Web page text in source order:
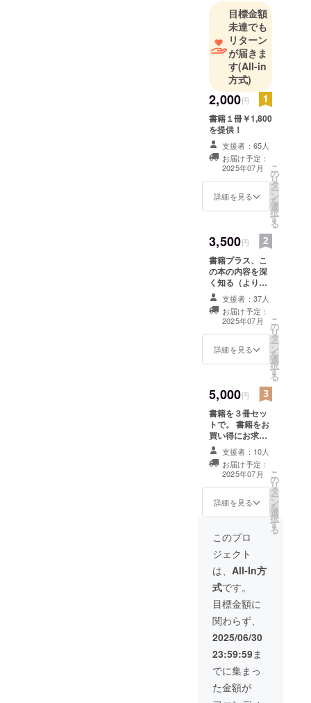
したボイス
トレーニン
グのワーク
ショップで
も有名。
「金融・経
済から見た
日本史」な
どの講座も
担当、「武
士道」に関
する論文も
執筆してい
『その声を
変えなけれ
ば結果は出
ない』（三
恵社）、
『声でキレ
る！』
ど。趣味は
ライブなど
で歌うこ
と。
名古屋大学
大学院博士
後期課程修
了、学術博
明生の研究
室」
大人が学べ
る場「寺子
屋カフェ」
主宰。
youtubeチャ
ンネル「寺
子屋カ
フェ」にて
動画（歴史
目標金額
未達でも
リターン
が届きま
す(All-in
方式)
2,000円
書籍１冊￥1,800
を提供！
支援者：65人
お届け予定：
2025年07月
詳細を見る
こ
の
リ
タ
ー
ン
を
選
択
す
る
3,500円
書籍プラス、こ
の本の内容を深
く知る（より詳
しく解説する）
セミナーへのご
招待。 セミナー
は７月中旬から
３ヶ月間、月に
一度開催しま
間：60分 ・参加
・オンライン：
zoomにて。
URLは希望者に
ご連絡いたしま
す。 ・オフライ
ン：名古屋近郊
にて、詳細は希
望者にご連絡い
や滞在費：支援
者様の交通費や
ご負担くださ
い。
支援者：37人
お届け予定：
2025年07月
詳細を見る
こ
の
リ
タ
ー
ン
を
選
択
す
る
5,000円
書籍を３冊セッ
トで。 書籍をお
買い得にお求め
できます。
支援者：10人
お届け予定：
2025年07月
詳細を見る
こ
の
リ
タ
ー
ン
を
選
択
す
る
このプロ
ジェクト
は、 All-In方
式です。
目標金額に
関わらず、
2025/06/30
23:59:59ま
でに集まっ
た金額が